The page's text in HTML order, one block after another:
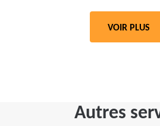
VOIR PLUS
Autres